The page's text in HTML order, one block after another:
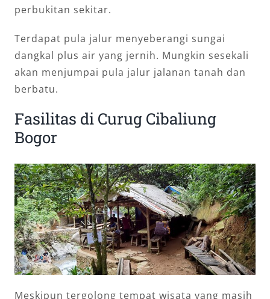
perbukitan sekitar.
Terdapat pula jalur menyeberangi sungai
dangkal plus air yang jernih. Mungkin sesekali
akan menjumpai pula jalur jalanan tanah dan
berbatu.
Fasilitas di Curug Cibaliung
Bogor
Meskipun tergolong tempat wisata yang masih